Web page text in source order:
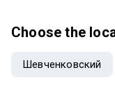
Choose the
Шевченковский